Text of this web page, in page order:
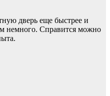
дверь еще быстрее и
немного. Справится можно